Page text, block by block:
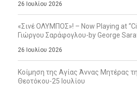
26 Ιουλίου 2026
«Σινέ ΟΛΥΜΠΟΣ»! – Now Playing at
Γιώργου Σαράφογλου-by George
26 Ιουλίου 2026
Κοίμηση της Αγίας Άννας Μητέρας
Θεοτόκου-25 Ιουλίου